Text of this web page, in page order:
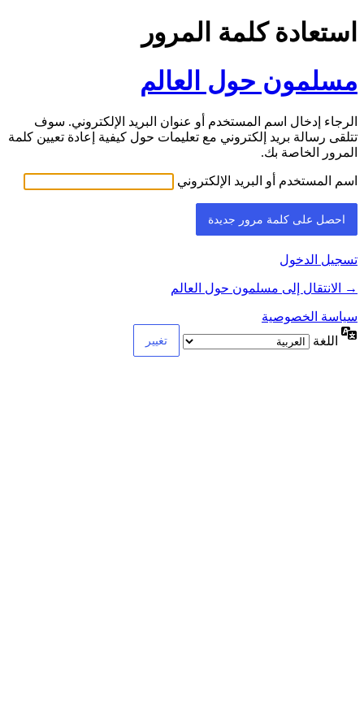
استعادة كلمة المرور
مسلمون حول العالم
الرجاء إدخال اسم المستخدم أو عنوان البريد الإلكتروني. سوف
تتلقى رسالة بريد إلكتروني مع تعليمات حول كيفية إعادة تعيين كلمة
المرور الخاصة بك.
اسم المستخدم أو البريد الإلكتروني
تسجيل الدخول
→ الانتقال إلى مسلمون حول العالم
سياسة الخصوصية
اللغة